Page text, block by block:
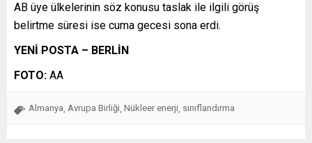
AB üye ülkelerinin söz konusu taslak ile ilgili görüş
belirtme süresi ise cuma gecesi sona erdi.
YENİ POSTA – BERLİN
FOTO: AA
Almanya Avrupa Birliği Nükleer enerji sınıflandırma